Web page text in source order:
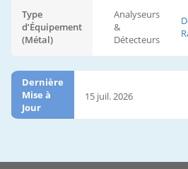
Type
d’Équipement
(Métal)
Analyseurs
&
Détecteurs
Dernière
Mise à
Jour
15 juil. 2026